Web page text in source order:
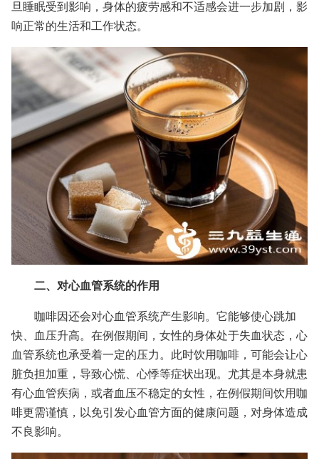
旦睡眠受到影响，身体的疲劳感和不适感会进一步加剧，影
响正常的生活和工作状态。
二、对心血管系统的作用
咖啡因还会对心血管系统产生影响。它能够使心跳加
快、血压升高。在例假期间，女性的身体处于失血状态，心
血管系统也承受着一定的压力。此时饮用咖啡，可能会让心
脏负担加重，导致心慌、心悸等症状出现。尤其是本身就患
有心血管疾病，或者血压不稳定的女性，在例假期间饮用咖
啡更需谨慎，以免引发心血管方面的健康问题，对身体造成
不良影响。